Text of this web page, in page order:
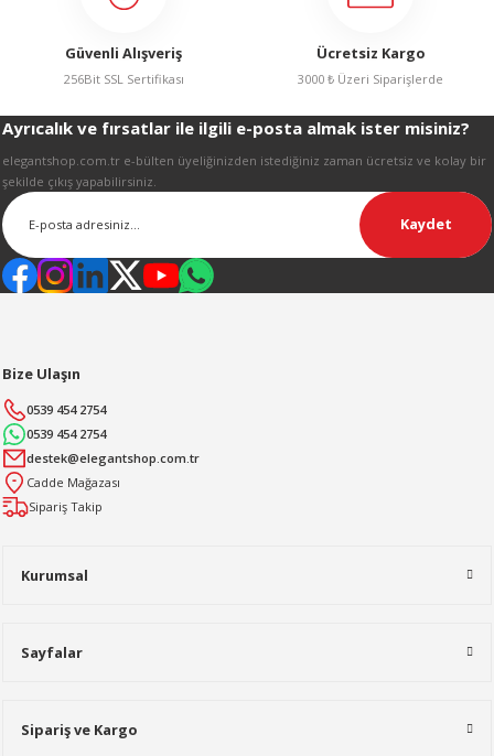
Güvenli Alışveriş
256Bit SSL Sertifikası
Ücretsiz Kargo
3000 ₺ Üzeri Siparişlerde
Ayrıcalık ve fırsatlar ile ilgili e-posta almak ister misiniz?
elegantshop.com.tr e-bülten üyeliğinizden istediğiniz zaman ücretsiz ve kolay bir
şekilde çıkış yapabilirsiniz.
Kaydet
Kurumsal
Sayfalar
Sipariş ve Kargo
Bize Ulaşın
0539 454 2754
0539 454 2754
destek@elegantshop.com.tr
Cadde Mağazası
Sipariş Takip